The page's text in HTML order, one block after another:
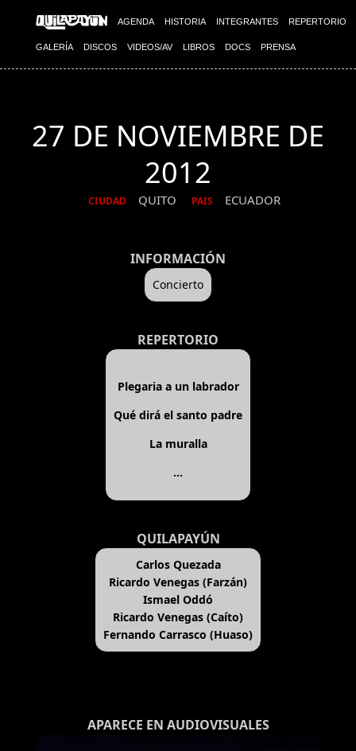
AGENDA HISTORIA INTEGRANTES REPERTORIO
GALERÍA DISCOS VIDEOS/AV LIBROS DOCS PRENSA
27 DE NOVIEMBRE DE
2012
CIUDAD QUITO PAIS ECUADOR
INFORMACIÓN
Concierto
REPERTORIO
Plegaria a un labrador
Qué dirá el santo padre
La muralla
...
QUILAPAYÚN
Carlos Quezada
Ricardo Venegas (Farzán)
Ismael Oddó
Ricardo Venegas (Caíto)
Fernando Carrasco (Huaso)
APARECE EN AUDIOVISUALES